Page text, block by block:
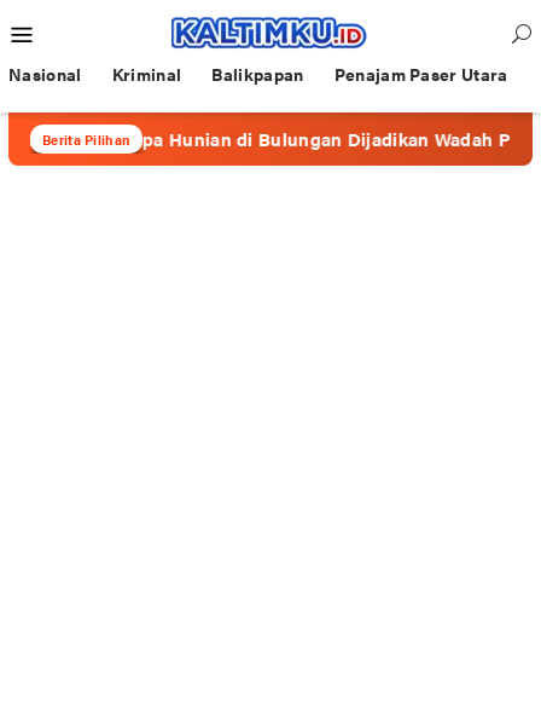
ke
kontenMobile
Nasional Kriminal Balikpapan Penajam Paser Utara
Berita Pilihan
Hunian di Bulungan Dijadikan Wadah Prostitusi